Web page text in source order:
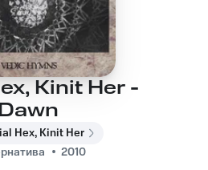
Kinit Her -
Hex, Kinit Her
2010